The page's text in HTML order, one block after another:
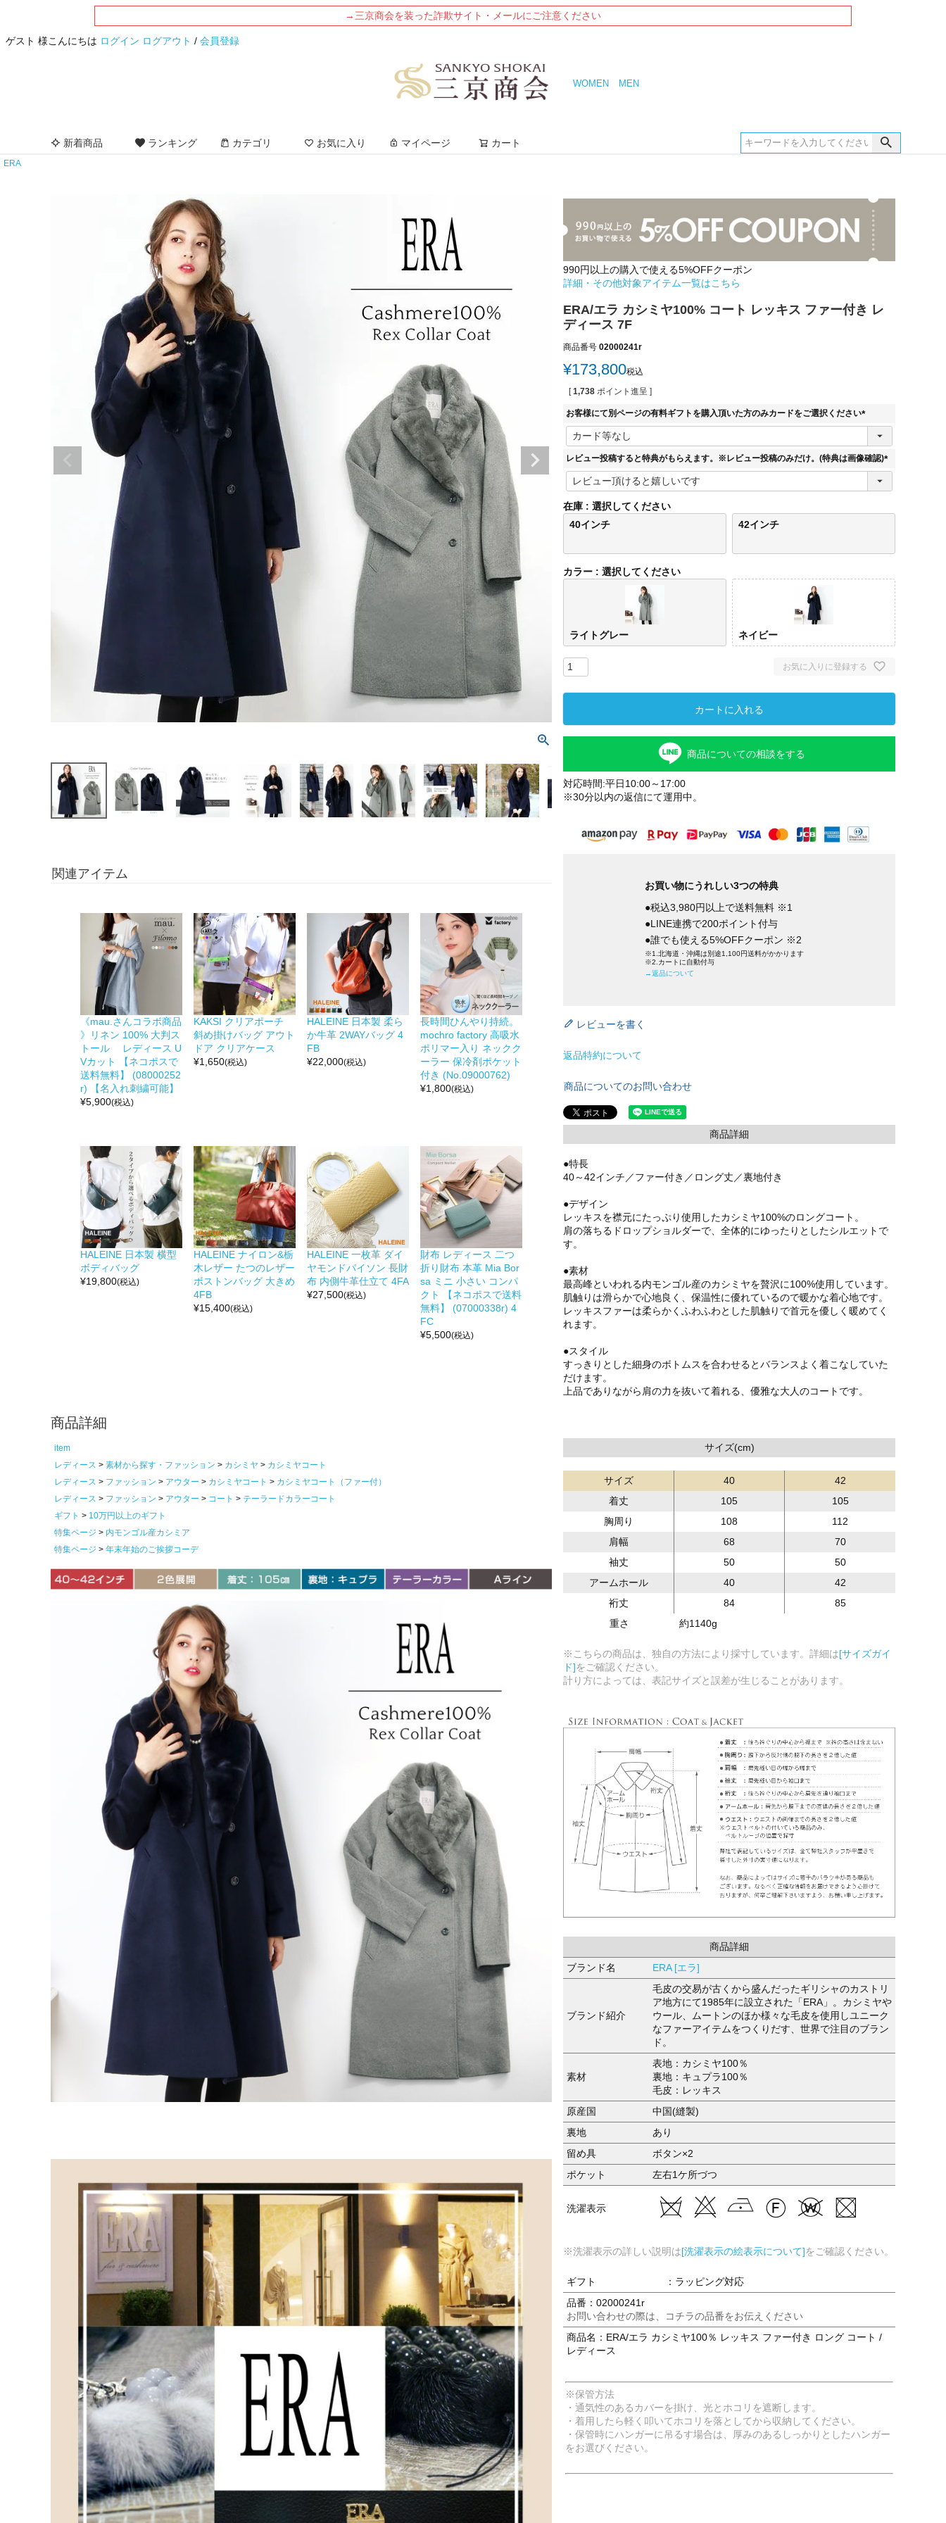
→三京商会を装った詐欺サイト・メールにご注意ください
ゲスト 様こんにちは ログイン ログアウト / 会員登録
WOMEN MEN
新着商品 ランキング カテゴリ お気に入り マイページ カート
ERA
関連アイテム
《mau.さんコラボ商品
》リネン 100% 大判ス
トール レディース U
Vカット 【ネコポスで
送料無料】 (08000252
r) 【名入れ刺繍可能】
¥5,900(税込)
KAKSI クリアポーチ
斜め掛けバッグ アウト
ドア クリアケース
¥1,650(税込)
HALEINE 日本製 柔ら
か牛革 2WAYバッグ 4
FB
¥22,000(税込)
長時間ひんやり持続。
mochro factory 高吸水
ポリマー入り ネックク
ーラー 保冷剤ポケット
付き (No.09000762)
¥1,800(税込)
HALEINE 日本製 横型
ボディバッグ
¥19,800(税込)
HALEINE ナイロン&栃
木レザー たつのレザー
ボストンバッグ 大きめ
4FB
¥15,400(税込)
HALEINE 一枚革 ダイ
ヤモンドパイソン 長財
布 内側牛革仕立て 4FA
¥27,500(税込)
財布 レディース 二つ
折り財布 本革 Mia Bor
sa ミニ 小さい コンパ
クト 【ネコポスで送料
無料】 (07000338r) 4
FC
¥5,500(税込)
商品詳細
item
レディース
素材から探す・ファッション カシミヤ
カシミヤコート
レディース
ファッション アウター カシミヤコート
カシミヤコート（ファー付）
レディース
ファッション アウター コート
テーラードカラーコート
ギフト
10万円以上のギフト
特集ページ
内モンゴル産カシミア
特集ページ
年末年始のご挨拶コーデ
990円以上の購入で使える5%OFFクーポン
詳細・その他対象アイテム一覧はこちら
ERA/エラ カシミヤ100% コート レッキス ファー付き レ
ディース 7F
商品番号 02000241r
¥173,800税込
[ 1,738 ポイント進呈 ]
お客様にて別ページの有料ギフトを購入頂いた方のみカードをご選択ください
(
須
レビュー投稿すると特典がもらえます。※レビュー投稿のみだけ。(特典は画像確認)
(
)
在庫
選択してください
40インチ
42インチ
カラー 選択してください
ライトグレー ネイビー
お気に入りに登録する
カートに入れる
商品についての相談をする
対応時間:平日10:00～17:00
※30分以内の返信にて運用中。
お買い物にうれしい3つの特典
●税込3,980円以上で送料無料 ※1
●LINE連携で200ポイント付与
●誰でも使える5%OFFクーポン ※2
※1.北海道・沖縄は別途1,100円送料がかかります
※2.カートに自動付与
→返品について
レビューを書く
返品特約について
商品についてのお問い合わせ
商品詳細
●特長
40～42インチ／ファー付き／ロング丈／裏地付き
●デザイン
レッキスを襟元にたっぷり使用したカシミヤ100%のロングコート。
肩の落ちるドロップショルダーで、全体的にゆったりとしたシルエットで
す。
●素材
最高峰といわれる内モンゴル産のカシミヤを贅沢に100%使用しています。
肌触りは滑らかで心地良く、保温性に優れているので暖かな着心地です。
レッキスファーは柔らかくふわふわとした肌触りで首元を優しく暖めてく
れます。
●スタイル
すっきりとした細身のボトムスを合わせるとバランスよく着こなしていた
だけます。
上品でありながら肩の力を抜いて着れる、優雅な大人のコートです。
サイズ(cm)
サイズ 40
42
着丈
105
105
胸周り
108
112
肩幅
68
70
袖丈
50
50
アームホール
40
42
裄丈
84
85
重さ
約1140g
※こちらの商品は、独自の方法により採寸しています。詳細は[サイズガイ
ド]をご確認ください。
計り方によっては、表記サイズと誤差が生じることがあります。
商品詳細
ブランド名
ERA [エラ]
ブランド紹介
毛皮の交易が古くから盛んだったギリシャのカストリ
ア地方にて1985年に設立された「ERA」。カシミヤや
ウール、ムートンのほか様々な毛皮を使用しユニーク
なファーアイテムをつくりだす、世界で注目のブラン
ド。
素材
表地：カシミヤ100％
裏地：キュプラ100％
毛皮：レッキス
原産国
中国(縫製)
裏地
あり
留め具
ボタン×2
ポケット
左右1ケ所づつ
洗濯表示
※洗濯表示の詳しい説明は[洗濯表示の絵表示について]をご確認ください。
ギフト
：ラッピング対応
品番：02000241r
お問い合わせの際は、コチラの品番をお伝えください
商品名：ERA/エラ カシミヤ100％ レッキス ファー付き ロング コート /
レディース
※保管方法
・通気性のあるカバーを掛け、光とホコリを遮断します。
・着用したら軽く叩いてホコリを落としてから収納してください。
・保管時にハンガーに吊るす場合は、厚みのあるしっかりとしたハンガー
をお選びください。